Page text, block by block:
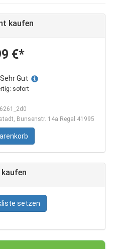
kaufen
€*
Gut
sofort
Bunsenstr. 14a Regal 41995
setzen